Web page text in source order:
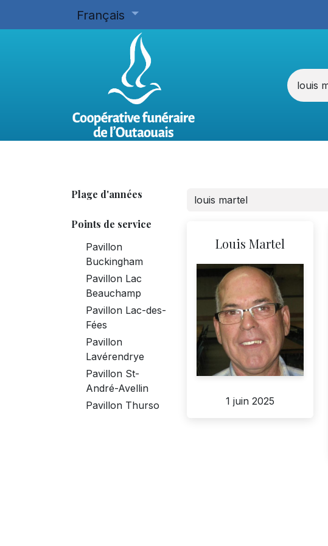
Français
Plage d'années
Points de service
Pavillon
Buckingham
Pavillon Lac
Beauchamp
Pavillon Lac-des-
Fées
Pavillon
Lavérendrye
Pavillon St-
André-Avellin
Pavillon Thurso
Louis Martel
1 juin 2025